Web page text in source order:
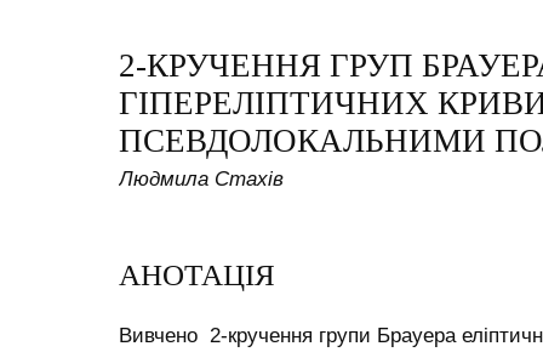
2-КРУЧЕННЯ ГРУП
ГІПЕРЕЛІПТИЧНИХ
ПСЕВДОЛОКАЛЬНИМИ
Людмила Стахів
АНОТАЦІЯ
Вивчено 2-кручення групи Брауера